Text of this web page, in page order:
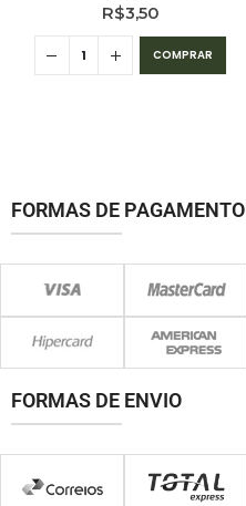
R$3,50
COMPRAR
FORMAS DE PAGAMENTO
FORMAS DE ENVIO